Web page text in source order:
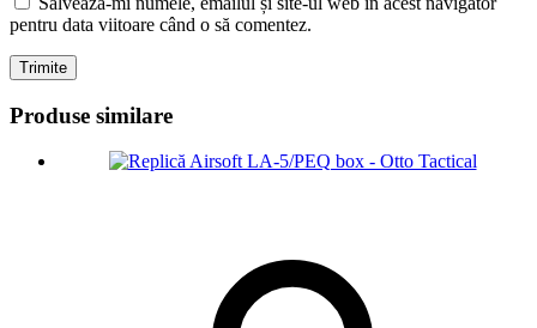
pentru data viitoare când o să comentez.
Produse similare